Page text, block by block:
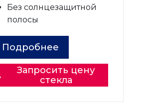
Без солнцезащитной
полосы
Подробнее
Запросить цену
стекла